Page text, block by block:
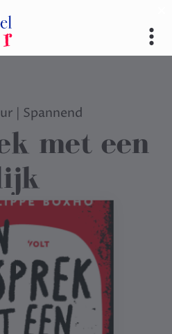
| Spannend
met een